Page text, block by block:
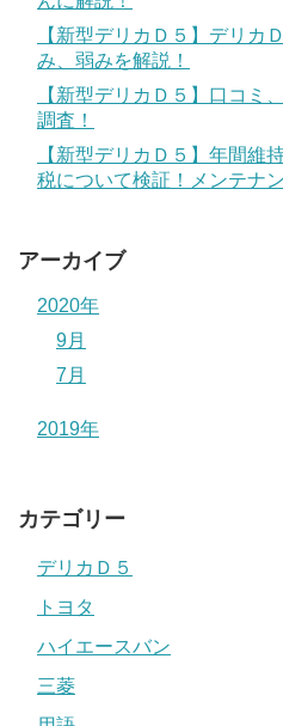
【新型デリカＤ５】デリカ
み、弱みを解説！
【新型デリカＤ５】口コミ
調査！
【新型デリカＤ５】年間維
税について検証！メンテナ
アーカイブ
2020年
9月
7月
2019年
カテゴリー
デリカＤ５
トヨタ
ハイエースバン
三菱